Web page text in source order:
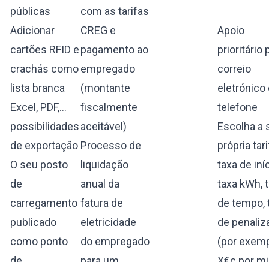
públicas
Adicionar
cartões RFID e
crachás como
lista branca
Excel, PDF,...
possibilidades
de exportação
O seu posto
de
carregamento
publicado
como ponto
com as tarifas
CREG e
pagamento ao
empregado
(montante
fiscalmente
aceitável)
Processo de
liquidação
anual da
fatura de
eletricidade
do empregado
Apoio
prioritário
correio
eletrónico
telefone
Escolha a
própria
taxa de
taxa kWh,
de tempo,
de
(por